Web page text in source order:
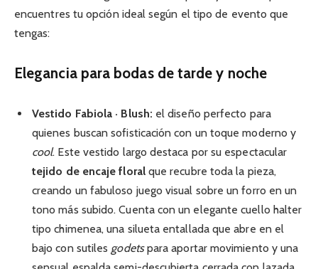
encuentres tu opción ideal según el tipo de evento que
tengas:
Elegancia para bodas de tarde y noche
Vestido Fabiola · Blush: el diseño perfecto para
quienes buscan sofisticación con un toque moderno y
cool. Este vestido largo destaca por su espectacular
tejido de encaje floralque recubre toda la pieza,
creando un fabuloso juego visual sobre un forro en un
tono más subido. Cuenta con un elegante cuello halter
tipo chimenea, una silueta entallada que abre en el
bajo con sutiles godetspara aportar movimiento y una